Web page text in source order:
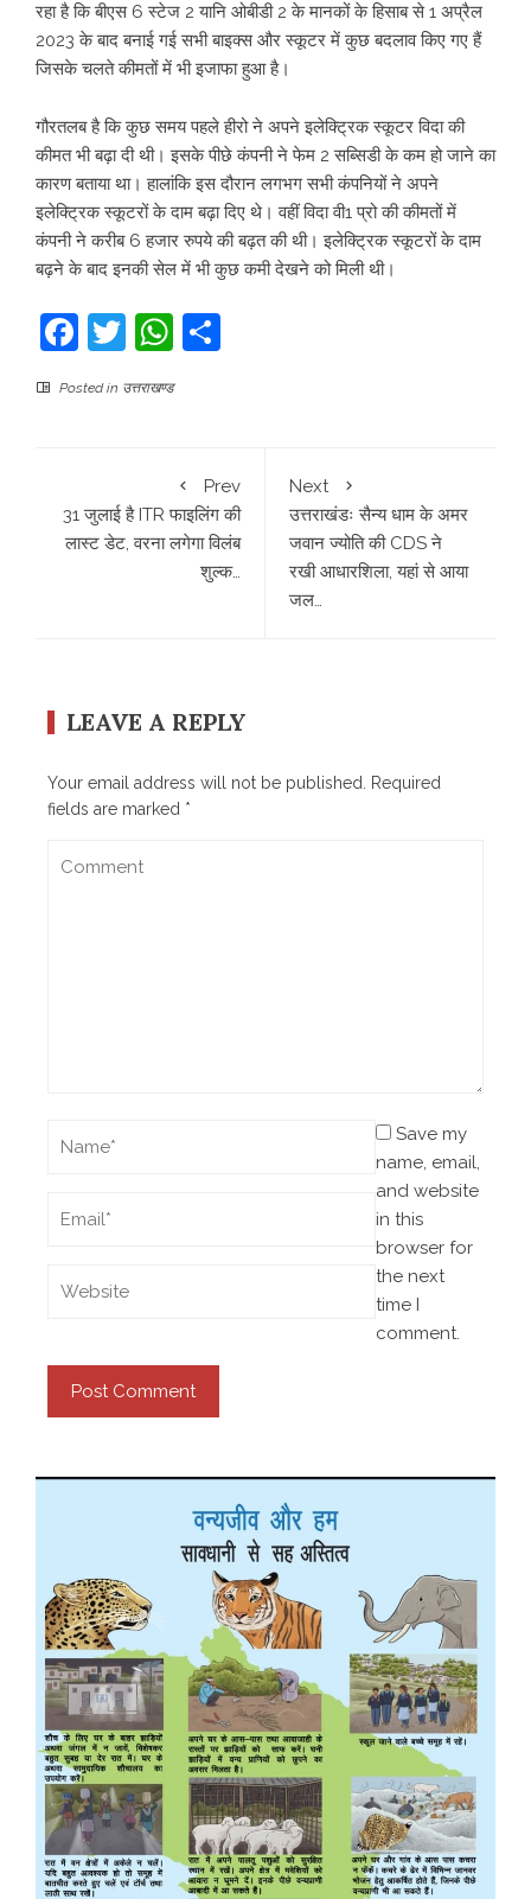
रहा है कि बीएस 6 स्टेज 2 यानि ओबीडी 2 के मानकों के हिसाब से 1 अप्रैल
2023 के बाद बनाई गई सभी बाइक्स और स्कूटर में कुछ बदलाव किए गए हैं
जिसके चलते कीमतों में भी इजाफा हुआ है।
गौरतलब है कि कुछ समय पहले हीरो ने अपने इलेक्ट्रिक स्कूटर विदा की
कीमत भी बढ़ा दी थी। इसके पीछे कंपनी ने फेम 2 सब्सिडी के कम हो जाने का
कारण बताया था। हालांकि इस दौरान लगभग सभी कंपनियों ने अपने
इलेक्ट्रिक स्कूटरों के दाम बढ़ा दिए थे। वहीं विदा वी1 प्रो की कीमतों में
कंपनी ने करीब 6 हजार रुपये की बढ़त की थी। इलेक्ट्रिक स्कूटरों के दाम
बढ़ने के बाद इनकी सेल में भी कुछ कमी देखने को मिली थी।
Facebook
TwitterWhatsApp
Posted in उत्तराखण्ड
Prev
31 जुलाई है ITR फाइलिंग की
लास्ट डेट, वरना लगेगा विलंब
शुल्क…
Next
उत्तराखंडः सैन्य धाम के अमर
जवान ज्योति की CDS ने
रखी आधारशिला, यहां से आया
जल…
LEAVE A REPLY
Your email address will not be published.
Required
fields are marked *
Save my
name, email,
and website
in this
browser for
the next
time I
comment.